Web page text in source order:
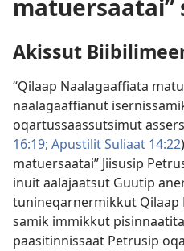
matuersaatai”
Akissut
“Qilaap Naalagaaf­fiata
naalagaaf­fianut
oqar­tus­saas­sutsimut
16:19; Apustilit Suliaat 14:22)
matuersaatai” Jiisusip
inuit aalajaatsut Guutip
tunineqar­nermik­kut
samik im­mik­kut
paasitin­nis­saat Petrusip